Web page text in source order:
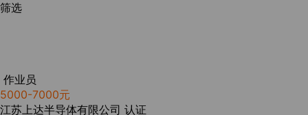
筛选
作业员
5000-7000元
江苏上达半导体有限公司 认证